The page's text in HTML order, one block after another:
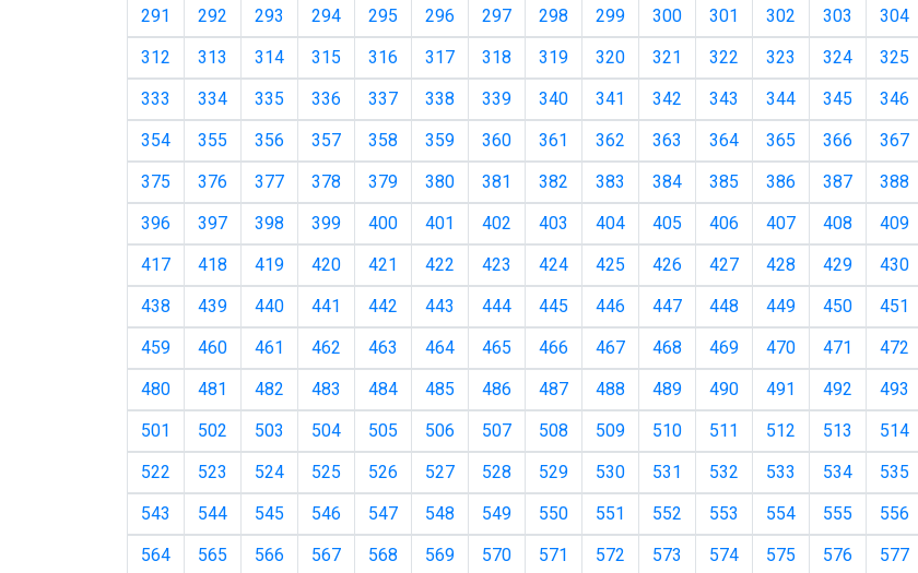
291
292 293 294 295 296 297 298 299 300 301 302 303 304
312
313 314 315 316 317 318 319 320 321 322 323 324 325
333
334 335 336 337 338 339 340 341 342 343 344 345 346
354
355 356 357 358 359 360 361 362 363 364 365 366 367
375
376 377 378 379 380 381 382 383 384 385 386 387 388
396
397 398 399 400 401 402 403 404 405 406 407 408 409
417
418 419 420 421 422 423 424 425 426 427 428 429 430
438
439 440 441 442 443 444 445 446 447 448 449 450 451
459
460 461 462 463 464 465 466 467 468 469 470 471 472
480
481 482 483 484 485 486 487 488 489 490 491 492 493
501
502 503 504 505 506 507 508 509 510 511 512 513 514
522
523 524 525 526 527 528 529 530 531 532 533 534 535
543
544 545 546 547 548 549 550 551 552 553 554 555 556
564
565 566 567 568 569 570 571 572 573 574 575 576 577